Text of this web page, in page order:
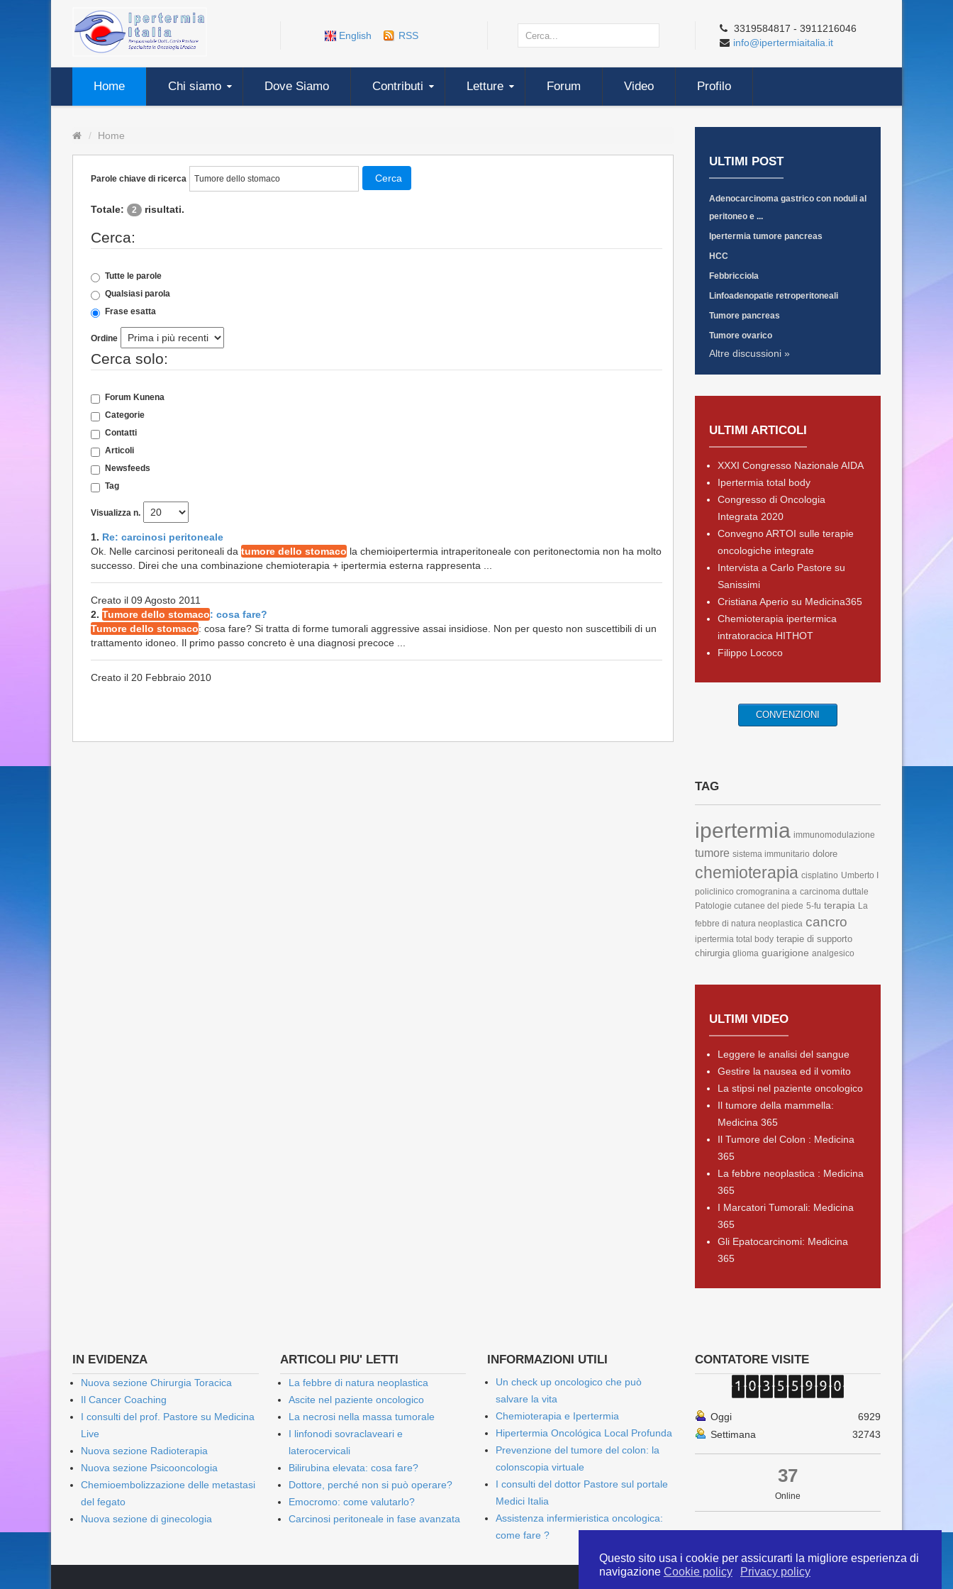
Questo sito usa i cookie per assicurarti la migliore esperienza di
navigazione Cookie policy Privacy policy
English RSS
3319584817 - 3911216046
info@ipertermiaitalia.it
Home Chi siamo Dove Siamo Contributi Letture Forum Video Profilo
Home
Parole chiave di ricerca Cerca
Totale: 2 risultati.
Cerca:
Tutte le parole
Qualsiasi parola
Frase esatta
Ordine
Cerca solo:
Forum Kunena
Categorie
Contatti
Articoli
Newsfeeds
Tag
Visualizza n.
1. Re: carcinosi peritoneale
Ok. Nelle carcinosi peritoneali da tumore dello stomaco la chemioipertermia intraperitoneale con peritonectomia non ha molto
successo. Direi che una combinazione chemioterapia + ipertermia esterna rappresenta ...
Creato il 09 Agosto 2011
2. Tumore dello stomaco: cosa fare?
Tumore dello stomaco: cosa fare? Si tratta di forme tumorali aggressive assai insidiose. Non per questo non suscettibili di un
trattamento idoneo. Il primo passo concreto è una diagnosi precoce ...
Creato il 20 Febbraio 2010
ULTIMI POST
Adenocarcinoma gastrico con noduli al
peritoneo e ...
Ipertermia tumore pancreas
HCC
Febbricciola
Linfoadenopatie retroperitoneali
Tumore pancreas
Tumore ovarico
Altre discussioni »
ULTIMI ARTICOLI
XXXI Congresso Nazionale AIDA
Ipertermia total body
Congresso di Oncologia
Integrata 2020
Convegno ARTOI sulle terapie
oncologiche integrate
Intervista a Carlo Pastore su
Sanissimi
Cristiana Aperio su Medicina365
Chemioterapia ipertermica
intratoracica HITHOT
Filippo Lococo
CONVENZIONI
TAG
ipertermia immunomodulazione
tumore sistema immunitario dolore
chemioterapia cisplatino Umberto I
policlinico cromogranina a carcinoma duttale
Patologie cutanee del piede 5-fu terapia La
febbre di natura neoplastica cancro
ipertermia total body terapie di supporto
chirurgia glioma guarigione analgesico
ULTIMI VIDEO
Leggere le analisi del sangue
Gestire la nausea ed il vomito
La stipsi nel paziente oncologico
Il tumore della mammella:
Medicina 365
Il Tumore del Colon : Medicina
365
La febbre neoplastica : Medicina
365
I Marcatori Tumorali: Medicina
365
Gli Epatocarcinomi: Medicina
365
IN EVIDENZA
Nuova sezione Chirurgia Toracica
Il Cancer Coaching
I consulti del prof. Pastore su Medicina
Live
Nuova sezione Radioterapia
Nuova sezione Psicooncologia
Chemioembolizzazione delle metastasi
del fegato
Nuova sezione di ginecologia
ARTICOLI PIU' LETTI
La febbre di natura neoplastica
Ascite nel paziente oncologico
La necrosi nella massa tumorale
I linfonodi sovraclaveari e
laterocervicali
Bilirubina elevata: cosa fare?
Dottore, perché non si può operare?
Emocromo: come valutarlo?
Carcinosi peritoneale in fase avanzata
INFORMAZIONI UTILI
Un check up oncologico che può
salvare la vita
Chemioterapia e Ipertermia
Hipertermia Oncológica Local Profunda
Prevenzione del tumore del colon: la
colonscopia virtuale
I consulti del dottor Pastore sul portale
Medici Italia
Assistenza infermieristica oncologica:
come fare ?
CONTATORE VISITE
Oggi
6929
Settimana
32743
37
Online